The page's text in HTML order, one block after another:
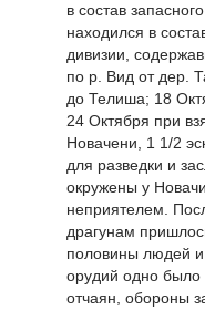
в состав запасного
находился в
дивизии,
по р. Вид от дер.
до Телиша; 18
24 Октября при
Новачени, 1 1/2
для разведки и
окружены у
неприятелем.
драгунам
половины людей и
орудий одно было
отчаян, обороны